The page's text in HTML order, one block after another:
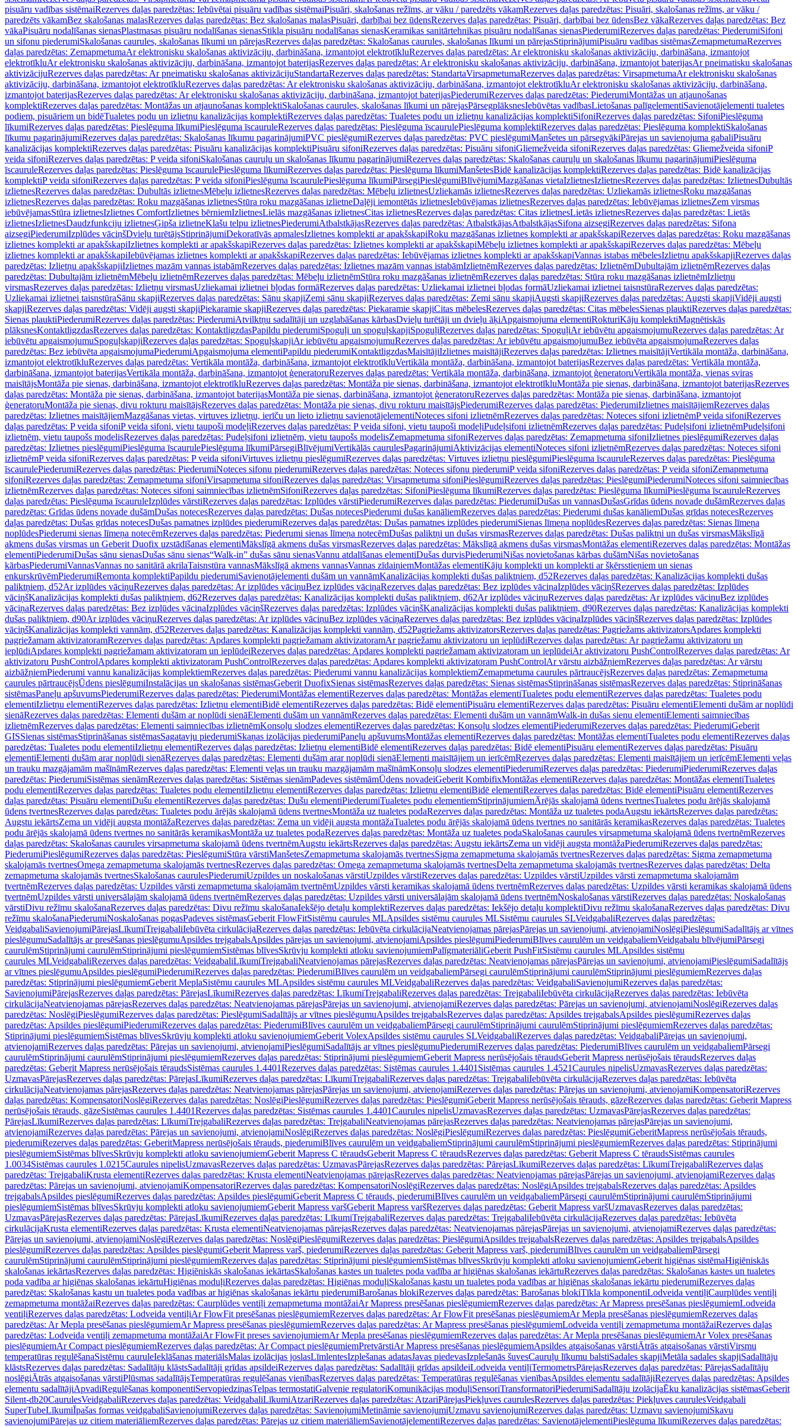
pisuāru vadības sistēmaiRezerves daļas paredzētas: Iebūvētai pisuāru vadības sistēmaiPisuāri, skalošanas režīms, ar vāku / paredzēts vākamRezerves daļas paredzētas: Pisuāri, skalošanas režīms, ar vāku /
paredzēts vākamBez skalošanas malasRezerves daļas paredzētas: Bez skalošanas malasPisuāri, darbībai bez ūdensRezerves daļas paredzētas: Pisuāri, darbībai bez ūdensBez vākaRezerves daļas paredzētas: Bez
vākaPisuāru nodalīšanas sienasPlastmasas pisuāru nodalīšanas sienasStikla pisuāru nodalīšanas sienasKeramikas sanitārtehnikas pisuāru nodalīšanas sienasPiederumiRezerves daļas paredzētas: PiederumiSifoni
un sifonu piederumiSkalošanas caurules, skalošanas līkumi un pārejasRezerves daļas paredzētas: Skalošanas caurules, skalošanas līkumi un pārejasStiprinājumiPisuāru vadības sistēmasZemapmetumaRezerves
daļas paredzētas: ZemapmetumaAr elektronisku skalošanas aktivizāciju, darbināšana, izmantojot elektrotīkluRezerves daļas paredzētas: Ar elektronisku skalošanas aktivizāciju, darbināšana, izmantojot
elektrotīkluAr elektronisku skalošanas aktivizāciju, darbināšana, izmantojot baterijasRezerves daļas paredzētas: Ar elektronisku skalošanas aktivizāciju, darbināšana, izmantojot baterijasAr pneimatisku skalošanas
aktivizācijuRezerves daļas paredzētas: Ar pneimatisku skalošanas aktivizācijuStandartaRezerves daļas paredzētas: StandartaVirsapmetumaRezerves daļas paredzētas: VirsapmetumaAr elektronisku skalošanas
aktivizāciju, darbināšana, izmantojot elektrotīkluRezerves daļas paredzētas: Ar elektronisku skalošanas aktivizāciju, darbināšana, izmantojot elektrotīkluAr elektronisku skalošanas aktivizāciju, darbināšana,
izmantojot baterijasRezerves daļas paredzētas: Ar elektronisku skalošanas aktivizāciju, darbināšana, izmantojot baterijasPiederumiRezerves daļas paredzētas: PiederumiMontāžas un atjaunošanas
komplektiRezerves daļas paredzētas: Montāžas un atjaunošanas komplektiSkalošanas caurules, skalošanas līkumi un pārejasPārsegplāksnesIebūvētas vadībasLietošanas palīgelementiSavienotājelementi tualetes
podiem, pisuāriem un bidēTualetes podu un izlietņu kanalizācijas komplektiRezerves daļas paredzētas: Tualetes podu un izlietņu kanalizācijas komplektiSifoniRezerves daļas paredzētas: SifoniPieslēguma
līkumiRezerves daļas paredzētas: Pieslēguma līkumiPieslēguma īscauruleRezerves daļas paredzētas: Pieslēguma īscaurulePieslēguma komplektiRezerves daļas paredzētas: Pieslēguma komplektiSkalošanas
līkumu pagarinājumiRezerves daļas paredzētas: Skalošanas līkumu pagarinājumiPVC pieslēgumiRezerves daļas paredzētas: PVC pieslēgumiManšetes un pārsegvākiPārejas un savienojuma gabaliPisuāru
kanalizācijas komplektiRezerves daļas paredzētas: Pisuāru kanalizācijas komplektiPisuāru sifoniRezerves daļas paredzētas: Pisuāru sifoniGliemežveida sifoniRezerves daļas paredzētas: Gliemežveida sifoniP
veida sifoniRezerves daļas paredzētas: P veida sifoniSkalošanas cauruļu un skalošanas līkumu pagarinājumiRezerves daļas paredzētas: Skalošanas cauruļu un skalošanas līkumu pagarinājumiPieslēguma
īscauruleRezerves daļas paredzētas: Pieslēguma īscaurulePieslēguma līkumiRezerves daļas paredzētas: Pieslēguma līkumiManšetesBidē kanalizācijas komplektiRezerves daļas paredzētas: Bidē kanalizācijas
komplektiP veida sifoniRezerves daļas paredzētas: P veida sifoniPieslēguma īscaurulePieslēguma līkumiPārsegiPieslēgumiBlīvējumiMazgāšanas vietaIzlietnesIzlietnesRezerves daļas paredzētas: IzlietnesDubultās
izlietnesRezerves daļas paredzētas: Dubultās izlietnesMēbeļu izlietnesRezerves daļas paredzētas: Mēbeļu izlietnesUzliekamās izlietnesRezerves daļas paredzētas: Uzliekamās izlietnesRoku mazgāšanas
izlietnesRezerves daļas paredzētas: Roku mazgāšanas izlietnesStūra roku mazgāšanas izlietneDaļēji iemontētās izlietnesIebūvējamas izlietnesRezerves daļas paredzētas: Iebūvējamas izlietnesZem virsmas
iebūvējamasStūra izlietnesIzlietnes ComfortIzlietnes bērniemIzlietnesLielās mazgāšanas izlietnesCitas izlietnesRezerves daļas paredzētas: Citas izlietnesLietās izlietnesRezerves daļas paredzētas: Lietās
izlietnesIzlietnesDaudzfunkciju izlietnesĢipša izlietneKlašu telpu izlietnesPiederumiAtbalstkājasRezerves daļas paredzētas: AtbalstkājasAtbalstkājasSifona aizsegiRezerves daļas paredzētas: Sifona
aizsegiPiederumiIzplūdes vāciņšDvieļu turētājsStiprinājumiDekoratīvās apmalesIzlietnes komplekti ar apakšskapiRoku mazgāšanas izlietnes komplekti ar apakšskapiRezerves daļas paredzētas: Roku mazgāšanas
izlietnes komplekti ar apakšskapiIzlietnes komplekti ar apakšskapiRezerves daļas paredzētas: Izlietnes komplekti ar apakšskapiMēbeļu izlietnes komplekti ar apakšskapiRezerves daļas paredzētas: Mēbeļu
izlietnes komplekti ar apakšskapiIebūvējamas izlietnes komplekti ar apakšskapiRezerves daļas paredzētas: Iebūvējamas izlietnes komplekti ar apakšskapiVannas istabas mēbelesIzlietņu apakšskapjiRezerves daļas
paredzētas: Izlietņu apakšskapjiIzlietnes mazām vannas istabāmRezerves daļas paredzētas: Izlietnes mazām vannas istabāmIzlietnēmRezerves daļas paredzētas: IzlietnēmDubultajām izlietnēmRezerves daļas
paredzētas: Dubultajām izlietnēmMēbeļu izlietnēmRezerves daļas paredzētas: Mēbeļu izlietnēmStūra roku mazgāšanas izlietnēmRezerves daļas paredzētas: Stūra roku mazgāšanas izlietnēmIzlietņu
virsmasRezerves daļas paredzētas: Izlietņu virsmasUzliekamai izlietnei bļodas formāRezerves daļas paredzētas: Uzliekamai izlietnei bļodas formāUzliekamai izlietnei taisnstūraRezerves daļas paredzētas:
Uzliekamai izlietnei taisnstūraSānu skapjiRezerves daļas paredzētas: Sānu skapjiZemi sānu skapjiRezerves daļas paredzētas: Zemi sānu skapjiAugsti skapjiRezerves daļas paredzētas: Augsti skapjiVidēji augsti
skapjiRezerves daļas paredzētas: Vidēji augsti skapjiPiekaramie skapjiRezerves daļas paredzētas: Piekaramie skapjiCitas mēbelesRezerves daļas paredzētas: Citas mēbelesSienas plauktiRezerves daļas paredzētas:
Sienas plauktiPiederumiRezerves daļas paredzētas: PiederumiAtvilktņu sadalītāji un uzglabāšanas kārbasDvieļu turētāji un dvieļu āķiApgaismojuma elementiRokturiKāju komplektiMagnētiskās
plāksnesKontaktligzdasRezerves daļas paredzētas: KontaktligzdasPapildu piederumiSpoguļi un spoguļskapjiSpoguļiRezerves daļas paredzētas: SpoguļiAr iebūvētu apgaismojumuRezerves daļas paredzētas: Ar
iebūvētu apgaismojumuSpoguļskapjiRezerves daļas paredzētas: SpoguļskapjiAr iebūvētu apgaismojumuRezerves daļas paredzētas: Ar iebūvētu apgaismojumuBez iebūvēta apgaismojumaRezerves daļas
paredzētas: Bez iebūvēta apgaismojumaPiederumiApgaismojuma elementiPapildu piederumiKontaktligzdasMaisītājiIzlietnes maisītājiRezerves daļas paredzētas: Izlietnes maisītājiVertikāla montāža, darbināšana,
izmantojot elektrotīkluRezerves daļas paredzētas: Vertikāla montāža, darbināšana, izmantojot elektrotīkluVertikāla montāža, darbināšana, izmantojot baterijasRezerves daļas paredzētas: Vertikāla montāža,
darbināšana, izmantojot baterijasVertikāla montāža, darbināšana, izmantojot ģeneratoruRezerves daļas paredzētas: Vertikāla montāža, darbināšana, izmantojot ģeneratoruVertikāla montāža, vienas sviras
maisītājsMontāža pie sienas, darbināšana, izmantojot elektrotīkluRezerves daļas paredzētas: Montāža pie sienas, darbināšana, izmantojot elektrotīkluMontāža pie sienas, darbināšana, izmantojot baterijasRezerves
daļas paredzētas: Montāža pie sienas, darbināšana, izmantojot baterijasMontāža pie sienas, darbināšana, izmantojot ģeneratoruRezerves daļas paredzētas: Montāža pie sienas, darbināšana, izmantojot
ģeneratoruMontāža pie sienas, divu rokturu maisītājsRezerves daļas paredzētas: Montāža pie sienas, divu rokturu maisītājsPiederumiRezerves daļas paredzētas: PiederumiIzlietnes maisītājiemRezerves daļas
paredzētas: Izlietnes maisītājiemMazgāšanas vietas, virtuves izlietņu, ierīču un lieto izlietņu savienotājelementiNoteces sifoni izlietnēmRezerves daļas paredzētas: Noteces sifoni izlietnēmP veida sifoniRezerves
daļas paredzētas: P veida sifoniP veida sifoni, vietu taupoši modeļiRezerves daļas paredzētas: P veida sifoni, vietu taupoši modeļiPudeļsifoni izlietnēmRezerves daļas paredzētas: Pudeļsifoni izlietnēmPudeļsifoni
izlietnēm, vietu taupošs modelisRezerves daļas paredzētas: Pudeļsifoni izlietnēm, vietu taupošs modelisZemapmetuma sifoniRezerves daļas paredzētas: Zemapmetuma sifoniIzlietnes pieslēgumiRezerves daļas
paredzētas: Izlietnes pieslēgumiPieslēguma īscaurulePieslēguma līkumiPārsegiBlīvējumiVertikālās caurulesPagarinājumiAktivizācijas elementiNoteces sifoni izlietnēmRezerves daļas paredzētas: Noteces sifoni
izlietnēmP veida sifoniRezerves daļas paredzētas: P veida sifoniVirtuves izlietņu pieslēgumiRezerves daļas paredzētas: Virtuves izlietņu pieslēgumiPieslēguma īscauruleRezerves daļas paredzētas: Pieslēguma
īscaurulePiederumiRezerves daļas paredzētas: PiederumiNoteces sifonu piederumiRezerves daļas paredzētas: Noteces sifonu piederumiP veida sifoniRezerves daļas paredzētas: P veida sifoniZemapmetuma
sifoniRezerves daļas paredzētas: Zemapmetuma sifoniVirsapmetuma sifoniRezerves daļas paredzētas: Virsapmetuma sifoniPieslēgumiRezerves daļas paredzētas: PieslēgumiPiederumiNoteces sifoni saimniecības
izlietnēmRezerves daļas paredzētas: Noteces sifoni saimniecības izlietnēmSifoniRezerves daļas paredzētas: SifoniPieslēguma līkumiRezerves daļas paredzētas: Pieslēguma līkumiPieslēguma īscauruleRezerves
daļas paredzētas: Pieslēguma īscauruleIzplūdes vārstiRezerves daļas paredzētas: Izplūdes vārstiPiederumiRezerves daļas paredzētas: PiederumiDušas un vannasDušasGrīdas ūdens novade dušāmRezerves daļas
paredzētas: Grīdas ūdens novade dušāmDušas notecesRezerves daļas paredzētas: Dušas notecesPiederumi dušas kanāliemRezerves daļas paredzētas: Piederumi dušas kanāliemDušas grīdas notecesRezerves
daļas paredzētas: Dušas grīdas notecesDušas pamatnes izplūdes piederumiRezerves daļas paredzētas: Dušas pamatnes izplūdes piederumiSienas līmeņa noplūdesRezerves daļas paredzētas: Sienas līmeņa
noplūdesPiederumi sienas līmeņa notecēmRezerves daļas paredzētas: Piederumi sienas līmeņa notecēmDušas paliktņi un dušas virsmasRezerves daļas paredzētas: Dušas paliktņi un dušas virsmasMākslīgā
akmens dušas virsmas un Geberit Duofix uzstādīšanas elementiMākslīgā akmens dušas virsmasRezerves daļas paredzētas: Mākslīgā akmens dušas virsmasMontāžas elementiRezerves daļas paredzētas: Montāžas
elementiPiederumiDušas sānu sienasDušas sānu sienas“Walk-in” dušas sānu sienasVannu atdalīšanas elementiDušas durvisPiederumiNišas novietošanas kārbas dušāmNišas novietošanas
kārbasPiederumiVannasVannas no sanitārā akrilaTaisnstūra vannasMākslīgā akmens vannasVannas zīdaiņiemMontāžas elementiKāju komplekti un komplekti ar šķērsstieņiem un sienas
enkurskrūvēmPiederumiRemonta komplektiPapildu piederumiSavienotājelementi dušām un vannāmKanalizācijas komplekti dušas paliktņiem, d52Rezerves daļas paredzētas: Kanalizācijas komplekti dušas
paliktņiem, d52Ar izplūdes vāciņuRezerves daļas paredzētas: Ar izplūdes vāciņuBez izplūdes vāciņaRezerves daļas paredzētas: Bez izplūdes vāciņaIzplūdes vāciņšRezerves daļas paredzētas: Izplūdes
vāciņšKanalizācijas komplekti dušas paliktņiem, d62Rezerves daļas paredzētas: Kanalizācijas komplekti dušas paliktņiem, d62Ar izplūdes vāciņuRezerves daļas paredzētas: Ar izplūdes vāciņuBez izplūdes
vāciņaRezerves daļas paredzētas: Bez izplūdes vāciņaIzplūdes vāciņšRezerves daļas paredzētas: Izplūdes vāciņšKanalizācijas komplekti dušas paliktņiem, d90Rezerves daļas paredzētas: Kanalizācijas komplekti
dušas paliktņiem, d90Ar izplūdes vāciņuRezerves daļas paredzētas: Ar izplūdes vāciņuBez izplūdes vāciņaRezerves daļas paredzētas: Bez izplūdes vāciņaIzplūdes vāciņšRezerves daļas paredzētas: Izplūdes
vāciņšKanalizācijas komplekti vannām, d52Rezerves daļas paredzētas: Kanalizācijas komplekti vannām, d52Pagriežams aktivizatorsRezerves daļas paredzētas: Pagriežams aktivizatorsApdares komplekti
pagriežamam aktivizatoramRezerves daļas paredzētas: Apdares komplekti pagriežamam aktivizatoramAr pagriežamu aktivizatoru un ieplūdiRezerves daļas paredzētas: Ar pagriežamu aktivizatoru un
ieplūdiApdares komplekti pagriežamam aktivizatoram un ieplūdeiRezerves daļas paredzētas: Apdares komplekti pagriežamam aktivizatoram un ieplūdeiAr aktivizatoru PushControlRezerves daļas paredzētas: Ar
aktivizatoru PushControlApdares komplekti aktivizatoram PushControlRezerves daļas paredzētas: Apdares komplekti aktivizatoram PushControlAr vārstu aizbāžņiemRezerves daļas paredzētas: Ar vārstu
aizbāžņiemPiederumi vannu kanalizācijas komplektiemRezerves daļas paredzētas: Piederumi vannu kanalizācijas komplektiemZemapmetuma caurules pārtraucējsRezerves daļas paredzētas: Zemapmetuma
caurules pārtraucējsŪdens pieslēgumiInstalācijas un skalošanas sistēmasGeberit DuofixSienas sistēmasRezerves daļas paredzētas: Sienas sistēmasStiprināšanas sistēmasRezerves daļas paredzētas: Stiprināšanas
sistēmasPaneļu apšuvumsPiederumiRezerves daļas paredzētas: PiederumiMontāžas elementiRezerves daļas paredzētas: Montāžas elementiTualetes podu elementiRezerves daļas paredzētas: Tualetes podu
elementiIzlietņu elementiRezerves daļas paredzētas: Izlietņu elementiBidē elementiRezerves daļas paredzētas: Bidē elementiPisuāru elementiRezerves daļas paredzētas: Pisuāru elementiElementi dušām ar noplūdi
sienāRezerves daļas paredzētas: Elementi dušām ar noplūdi sienāElementi dušām un vannāmRezerves daļas paredzētas: Elementi dušām un vannāmWalk-in dušas sienu elementiElementi saimniecības
izlietnēmRezerves daļas paredzētas: Elementi saimniecības izlietnēmKonsoļu slodzes elementiRezerves daļas paredzētas: Konsoļu slodzes elementiPiederumiRezerves daļas paredzētas: PiederumiGeberit
GISSienas sistēmasStiprināšanas sistēmasSagatavju piederumiSkaņas izolācijas piederumiPaneļu apšuvumsMontāžas elementiRezerves daļas paredzētas: Montāžas elementiTualetes podu elementiRezerves daļas
paredzētas: Tualetes podu elementiIzlietņu elementiRezerves daļas paredzētas: Izlietņu elementiBidē elementiRezerves daļas paredzētas: Bidē elementiPisuāru elementiRezerves daļas paredzētas: Pisuāru
elementiElementi dušām arar noplūdi sienāRezerves daļas paredzētas: Elementi dušām arar noplūdi sienāElementi maisītājiem un ierīcēmRezerves daļas paredzētas: Elementi maisītājiem un ierīcēmElementi veļas
un trauku mazgājamām mašīnāmRezerves daļas paredzētas: Elementi veļas un trauku mazgājamām mašīnāmKonsoļu slodzes elementiPiederumiRezerves daļas paredzētas: PiederumiPiederumiRezerves daļas
paredzētas: PiederumiSistēmas sienāmRezerves daļas paredzētas: Sistēmas sienāmPadeves sistēmāmŪdens novadeiGeberit KombifixMontāžas elementiRezerves daļas paredzētas: Montāžas elementiTualetes
podu elementiRezerves daļas paredzētas: Tualetes podu elementiIzlietņu elementiRezerves daļas paredzētas: Izlietņu elementiBidē elementiRezerves daļas paredzētas: Bidē elementiPisuāru elementiRezerves
daļas paredzētas: Pisuāru elementiDušu elementiRezerves daļas paredzētas: Dušu elementiPiederumiTualetes podu elementiemStiprinājumiemĀrējās skalojamā ūdens tvertnesTualetes podu ārējās skalojamā
ūdens tvertnesRezerves daļas paredzētas: Tualetes podu ārējās skalojamā ūdens tvertnesMontāža uz tualetes podaRezerves daļas paredzētas: Montāža uz tualetes podaAugstu iekārtsRezerves daļas paredzētas:
Augstu iekārtsZema un vidēji augsta montāžaRezerves daļas paredzētas: Zema un vidēji augsta montāžaTualetes podu ārējās skalojamā ūdens tvertnes no sanitārās keramikasRezerves daļas paredzētas: Tualetes
podu ārējās skalojamā ūdens tvertnes no sanitārās keramikasMontāža uz tualetes podaRezerves daļas paredzētas: Montāža uz tualetes podaSkalošanas caurules virsapmetuma skalojamā ūdens tvertnēmRezerves
daļas paredzētas: Skalošanas caurules virsapmetuma skalojamā ūdens tvertnēmAugstu iekārtsRezerves daļas paredzētas: Augstu iekārtsZema un vidēji augsta montāžaPiederumiRezerves daļas paredzētas:
PiederumiPieslēgumiRezerves daļas paredzētas: PieslēgumiStūra vārstiManšetesZemapmetuma skalojamās tvertnesSigma zemapmetuma skalojamās tvertnesRezerves daļas paredzētas: Sigma zemapmetuma
skalojamās tvertnesOmega zemapmetuma skalojamās tvertnesRezerves daļas paredzētas: Omega zemapmetuma skalojamās tvertnesDelta zemapmetuma skalojamās tvertnesRezerves daļas paredzētas: Delta
zemapmetuma skalojamās tvertnesSkalošanas caurulesPiederumiUzpildes un noskalošanas vārstiUzpildes vārstiRezerves daļas paredzētas: Uzpildes vārstiUzpildes vārsti zemapmetuma skalojamām
tvertnēmRezerves daļas paredzētas: Uzpildes vārsti zemapmetuma skalojamām tvertnēmUzpildes vārsti keramikas skalojamā ūdens tvertnēmRezerves daļas paredzētas: Uzpildes vārsti keramikas skalojamā ūdens
tvertnēmUzpildes vārsti universālajām skalojamā ūdens tvertnēmRezerves daļas paredzētas: Uzpildes vārsti universālajām skalojamā ūdens tvertnēmNoskalošanas vārstiRezerves daļas paredzētas: Noskalošanas
vārstiDivu režīmu skalošanaRezerves daļas paredzētas: Divu režīmu skalošanaIekšējo detaļu komplektiRezerves daļas paredzētas: Iekšējo detaļu komplektiDivu režīmu skalošanaRezerves daļas paredzētas: Divu
režīmu skalošanaPiederumiNoskalošanas pogasPadeves sistēmasGeberit FlowFitSistēmu caurules MLApsildes sistēmu caurules MLSistēmu caurules SLVeidgabaliRezerves daļas paredzētas:
VeidgabaliSavienojumiPārejasLīkumiTrejgabaliIebūvēta cirkulācijaRezerves daļas paredzētas: Iebūvēta cirkulācijaNeatvienojamas pārejasPārejas un savienojumi, atvienojamiNoslēgiPieslēgumiSadalītājs ar vītnes
pieslēgumuSadalītājs ar presēšanas pieslēgumuApsildes trejgabalsApsildes pārejas un savienojumi, atvienojamiApsildes pieslēgumiPiederumiBlīves caurulēm un veidgabaliemVeidgabalu blīvējumiPārsegi
caurulēmStiprinājumi caurulēmStiprinājumi pieslēgumiemSistēmas blīvesSkrūvju komplekti atloku savienojumiemPalīgmateriāliGeberit PushFitSistēmu caurules MLApsildes sistēmu
caurules MLVeidgabaliRezerves daļas paredzētas: VeidgabaliLīkumiTrejgabaliNeatvienojamas pārejasRezerves daļas paredzētas: Neatvienojamas pārejasPārejas un savienojumi, atvienojamiPieslēgumiSadalītājs
ar vītnes pieslēgumuApsildes pieslēgumiPiederumiRezerves daļas paredzētas: PiederumiBlīves caurulēm un veidgabaliemPārsegi caurulēmStiprinājumi caurulēmStiprinājumi pieslēgumiemRezerves daļas
paredzētas: Stiprinājumi pieslēgumiemGeberit MeplaSistēmu caurules MLApsildes sistēmu caurules MLVeidgabaliRezerves daļas paredzētas: VeidgabaliSavienojumiRezerves daļas paredzētas:
SavienojumiPārejasRezerves daļas paredzētas: PārejasLīkumiRezerves daļas paredzētas: LīkumiTrejgabaliRezerves daļas paredzētas: TrejgabaliIebūvēta cirkulācijaRezerves daļas paredzētas: Iebūvēta
cirkulācijaNeatvienojamas pārejasRezerves daļas paredzētas: Neatvienojamas pārejasPārejas un savienojumi, atvienojamiRezerves daļas paredzētas: Pārejas un savienojumi, atvienojamiNoslēgiRezerves daļas
paredzētas: NoslēgiPieslēgumiRezerves daļas paredzētas: PieslēgumiSadalītājs ar vītnes pieslēgumuApsildes trejgabalsRezerves daļas paredzētas: Apsildes trejgabalsApsildes pieslēgumiRezerves daļas
paredzētas: Apsildes pieslēgumiPiederumiRezerves daļas paredzētas: PiederumiBlīves caurulēm un veidgabaliemPārsegi caurulēmStiprinājumi caurulēmStiprinājumi pieslēgumiemRezerves daļas paredzētas:
Stiprinājumi pieslēgumiemSistēmas blīvesSkrūvju komplekti atloku savienojumiemGeberit VolexApsildes sistēmu caurules SLVeidgabaliRezerves daļas paredzētas: VeidgabaliPārejas un savienojumi,
atvienojamiRezerves daļas paredzētas: Pārejas un savienojumi, atvienojamiPieslēgumiSadalītājs ar vītnes pieslēgumuPiederumiRezerves daļas paredzētas: PiederumiBlīves caurulēm un veidgabaliemPārsegi
caurulēmStiprinājumi caurulēmStiprinājumi pieslēgumiemRezerves daļas paredzētas: Stiprinājumi pieslēgumiemGeberit Mapress nerūsējošais tēraudsGeberit Mapress nerūsējošais tēraudsRezerves daļas
paredzētas: Geberit Mapress nerūsējošais tēraudsSistēmas caurules 1.4401Rezerves daļas paredzētas: Sistēmas caurules 1.4401 Sistēmas caurules 1.4521Caurules nipelisUzmavasRezerves daļas paredzētas:
UzmavasPārejasRezerves daļas paredzētas: PārejasLīkumiRezerves daļas paredzētas: LīkumiTrejgabaliRezerves daļas paredzētas: TrejgabaliIebūvēta cirkulācijaRezerves daļas paredzētas: Iebūvēta
cirkulācijaNeatvienojamas pārejasRezerves daļas paredzētas: Neatvienojamas pārejasPārejas un savienojumi, atvienojamiRezerves daļas paredzētas: Pārejas un savienojumi, atvienojamiKompensatoriRezerves
daļas paredzētas: KompensatoriNoslēgiRezerves daļas paredzētas: NoslēgiPieslēgumiRezerves daļas paredzētas: PieslēgumiGeberit Mapress nerūsējošais tērauds, gāzeRezerves daļas paredzētas: Geberit Mapress
nerūsējošais tērauds, gāzeSistēmas caurules 1.4401Rezerves daļas paredzētas: Sistēmas caurules 1.4401Caurules nipelisUzmavasRezerves daļas paredzētas: UzmavasPārejasRezerves daļas paredzētas:
PārejasLīkumiRezerves daļas paredzētas: LīkumiTrejgabaliRezerves daļas paredzētas: TrejgabaliNeatvienojamas pārejasRezerves daļas paredzētas: Neatvienojamas pārejasPārejas un savienojumi,
atvienojamiRezerves daļas paredzētas: Pārejas un savienojumi, atvienojamiNoslēgiRezerves daļas paredzētas: NoslēgiPieslēgumiRezerves daļas paredzētas: PieslēgumiGeberitMapress nerūsējošais tērauds,
piederumiRezerves daļas paredzētas: GeberitMapress nerūsējošais tērauds, piederumiBlīves caurulēm un veidgabaliemStiprinājumi caurulēmStiprinājumi pieslēgumiemRezerves daļas paredzētas: Stiprinājumi
pieslēgumiemSistēmas blīvesSkrūvju komplekti atloku savienojumiemGeberit Mapress C tēraudsGeberit Mapress C tēraudsRezerves daļas paredzētas: Geberit Mapress C tēraudsSistēmas caurules
1.0034Sistēmas caurules 1.0215Caurules nipelisUzmavasRezerves daļas paredzētas: UzmavasPārejasRezerves daļas paredzētas: PārejasLīkumiRezerves daļas paredzētas: LīkumiTrejgabaliRezerves daļas
paredzētas: TrejgabaliKrusta elementiRezerves daļas paredzētas: Krusta elementiNeatvienojamas pārejasRezerves daļas paredzētas: Neatvienojamas pārejasPārejas un savienojumi, atvienojamiRezerves daļas
paredzētas: Pārejas un savienojumi, atvienojamiKompensatoriRezerves daļas paredzētas: KompensatoriNoslēgiRezerves daļas paredzētas: NoslēgiApsildes trejgabalsRezerves daļas paredzētas: Apsildes
trejgabalsApsildes pieslēgumiRezerves daļas paredzētas: Apsildes pieslēgumiGeberit Mapress C tērauds, piederumiBlīves caurulēm un veidgabaliemPārsegi caurulēmStiprinājumi caurulēmStiprinājumi
pieslēgumiemSistēmas blīvesSkrūvju komplekti atloku savienojumiemGeberit Mapress varšGeberit Mapress varšRezerves daļas paredzētas: Geberit Mapress varšUzmavasRezerves daļas paredzētas:
UzmavasPārejasRezerves daļas paredzētas: PārejasLīkumiRezerves daļas paredzētas: LīkumiTrejgabaliRezerves daļas paredzētas: TrejgabaliIebūvēta cirkulācijaRezerves daļas paredzētas: Iebūvēta
cirkulācijaKrusta elementiRezerves daļas paredzētas: Krusta elementiNeatvienojamas pārejasRezerves daļas paredzētas: Neatvienojamas pārejasPārejas un savienojumi, atvienojamiRezerves daļas paredzētas:
Pārejas un savienojumi, atvienojamiNoslēgiRezerves daļas paredzētas: NoslēgiPieslēgumiRezerves daļas paredzētas: PieslēgumiApsildes trejgabalsRezerves daļas paredzētas: Apsildes trejgabalsApsildes
pieslēgumiRezerves daļas paredzētas: Apsildes pieslēgumiGeberit Mapress varš, piederumiRezerves daļas paredzētas: Geberit Mapress varš, piederumiBlīves caurulēm un veidgabaliemPārsegi
caurulēmStiprinājumi caurulēmStiprinājumi pieslēgumiemRezerves daļas paredzētas: Stiprinājumi pieslēgumiemSistēmas blīvesSkrūvju komplekti atloku savienojumiemGeberit higiēnas sistēmaHigiēniskās
skalošanas iekārtasRezerves daļas paredzētas: Higiēniskās skalošanas iekārtasSkalošanas kastes un tualetes poda vadība ar higiēnas skalošanas iekārtuRezerves daļas paredzētas: Skalošanas kastes un tualetes
poda vadība ar higiēnas skalošanas iekārtuHigiēnas moduļiRezerves daļas paredzētas: Higiēnas moduļiSkalošanas kastu un tualetes poda vadības ar higiēnas skalošanas iekārtu piederumiRezerves daļas
paredzētas: Skalošanas kastu un tualetes poda vadības ar higiēnas skalošanas iekārtu piederumiBarošanas blokiRezerves daļas paredzētas: Barošanas blokiTīkla komponentiLodveida ventiļiCaurplūdes ventiļi
zemapmetuma montāžaiRezerves daļas paredzētas: Caurplūdes ventiļi zemapmetuma montāžaiAr Mapress presēšanas pieslēgumiemRezerves daļas paredzētas: Ar Mapress presēšanas pieslēgumiemLodveida
ventiļiRezerves daļas paredzētas: Lodveida ventiļiAr FlowFit presēšanas pieslēgumiemRezerves daļas paredzētas: Ar FlowFit presēšanas pieslēgumiemAr Mepla presēšanas pieslēgumiemRezerves daļas
paredzētas: Ar Mepla presēšanas pieslēgumiemAr Mapress presēšanas pieslēgumiemRezerves daļas paredzētas: Ar Mapress presēšanas pieslēgumiemLodveida ventiļi zemapmetuma montāžaiRezerves daļas
paredzētas: Lodveida ventiļi zemapmetuma montāžaiAr FlowFit preses savienojumiemAr Mepla presēšanas pieslēgumiemRezerves daļas paredzētas: Ar Mepla presēšanas pieslēgumiemAr Volex presēšanas
pieslēgumiemAr Compact pieslēgumiemRezerves daļas paredzētas: Ar Compact pieslēgumiemPretvārstiAr Mapress presēšanas pieslēgumiemApsildes atgaisošanas vārstiĀtrās atgaisošanas vārstiVirsmu
temperatūras regulēšanaSistēmu cauruleIeklāšanas materiālsMalas izolācijas joslasLīmlentesIzplešanas adatasJavas piedevasIzplešanās šuvesCauruļu līkumu balstiSadales skapjiMetāla sadales skapjiSadalītāju
klāstsRezerves daļas paredzētas: Sadalītāju klāstsSadalītāji grīdas apsildeiRezerves daļas paredzētas: Sadalītāji grīdas apsildeiLodveida ventiļiTermometrsPārejasRezerves daļas paredzētas: PārejasSadalītāju
noslēgiĀtrās atgaisošanas vārstiPlūsmas sadalītājsTemperatūras regulēšanas vienībasRezerves daļas paredzētas: Temperatūras regulēšanas vienībasApsildes elementu sadalītājiRezerves daļas paredzētas: Apsildes
elementu sadalītājiApvadiRegulēšanas komponentiServopiedziņasTelpas termostatiGalvenie regulatoriKomunikācijas moduļiSensoriTransformatoriPiederumiSadalītāju izolācijaĒku kanalizācijas sistēmasGeberit
Silent-db20CaurulesVeidgabaliRezerves daļas paredzētas: VeidgabaliLīkumiAtzariRezerves daļas paredzētas: AtzariPārejasPiekļuves caurulesRezerves daļas paredzētas: Piekļuves caurulesVeidgabali
SuperTubeLīkumiĪpašas formas veidgabaliSavienojumiRezerves daļas paredzētas: SavienojumiMetināmie savienojumiUzmavu savienojumiRezerves daļas paredzētas: Uzmavu savienojumiSkavu
savienojumiPārejas uz citiem materiāliemRezerves daļas paredzētas: Pārejas uz citiem materiāliemSavienotājelementiRezerves daļas paredzētas: SavienotājelementiPieslēguma līkumiRezerves daļas paredzētas: